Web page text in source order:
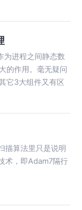
进程之间静态数
的作用。毫无疑问
它3大组件又有区
描算法里只是说明
术，即Adam7隔行